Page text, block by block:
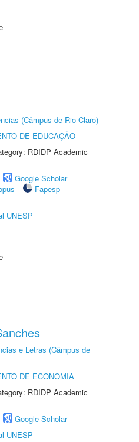
(Câmpus de Rio Claro)
DE EDUCAÇÃO
RDIDP Academic
Google Scholar
Fapesp
UNESP
e Letras (Câmpus de
DE ECONOMIA
RDIDP Academic
Google Scholar
UNESP